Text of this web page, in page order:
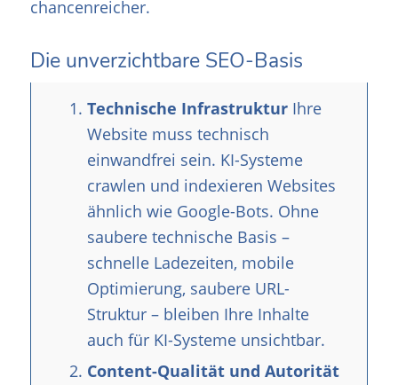
chancenreicher.
Die unverzichtbare SEO-Basis
Technische InfrastrukturIhre
Website muss technisch
einwandfrei sein. KI-Systeme
crawlen und indexieren Websites
ähnlich wie Google-Bots. Ohne
saubere technische Basis –
schnelle Ladezeiten, mobile
Optimierung, saubere URL-
Struktur – bleiben Ihre Inhalte
auch für KI-Systeme unsichtbar.
Content-Qualität und Autorität